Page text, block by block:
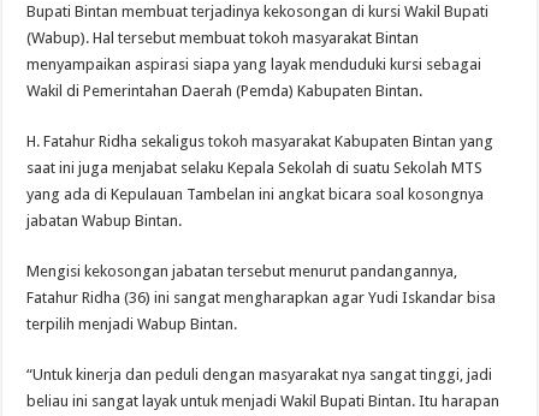
Bupati Bintan membuat terjadinya kekosongan di kursi Wakil Bupati
(Wabup). Hal tersebut membuat tokoh masyarakat Bintan
menyampaikan aspirasi siapa yang layak menduduki kursi sebagai
Wakil di Pemerintahan Daerah (Pemda) Kabupaten Bintan.
H. Fatahur Ridha sekaligus tokoh masyarakat Kabupaten Bintan yang
saat ini juga menjabat selaku Kepala Sekolah di suatu Sekolah MTS
yang ada di Kepulauan Tambelan ini angkat bicara soal kosongnya
jabatan Wabup Bintan.
Mengisi kekosongan jabatan tersebut menurut pandangannya,
Fatahur Ridha (36) ini sangat mengharapkan agar Yudi Iskandar bisa
terpilih menjadi Wabup Bintan.
“Untuk kinerja dan peduli dengan masyarakat nya sangat tinggi, jadi
beliau ini sangat layak untuk menjadi Wakil Bupati Bintan. Itu harapan